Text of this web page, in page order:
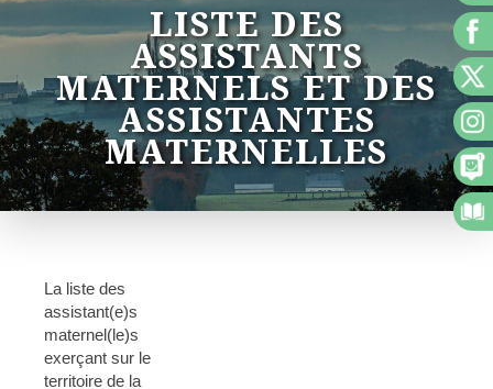
LISTE DES
ASSISTANTS
MATERNELS ET DES
ASSISTANTES
MATERNELLES
La liste des
assistant(e)s
maternel(le)s
exerçant sur le
territoire de la